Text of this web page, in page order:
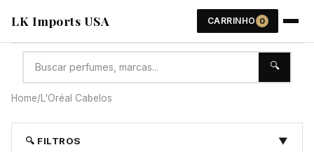
LK Imports USA CARRINHO 0
🔍
Home/ L'Oréal Cabelos
🔍 FILTROS ▼